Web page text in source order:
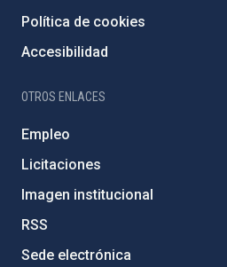
Política de cookies
Accesibilidad
OTROS ENLACES
Empleo
Licitaciones
Imagen institucional
RSS
Sede electrónica